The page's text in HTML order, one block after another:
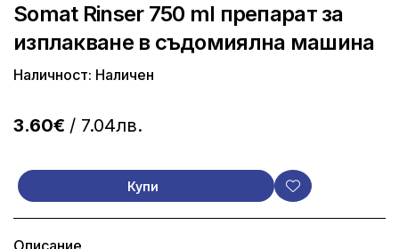
Somat Rinser 750 ml препарат за
изплакване в съдомиялна машина
Наличност: Наличен
3.60€ / 7.04лв.
Купи